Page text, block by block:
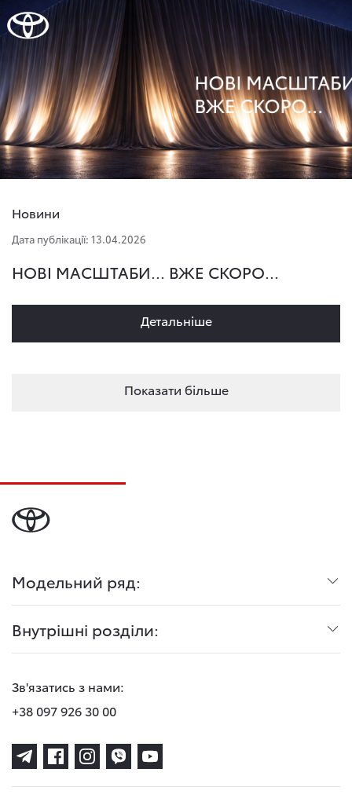
Новини
Дата публікації: 13.04.2026
НОВІ МАСШТАБИ... ВЖЕ СКОРО...
Детальнiше
Показати більше
Модельний ряд:
Внутрішні розділи:
Зв'язатись з нами:
+38 097 926 30 00